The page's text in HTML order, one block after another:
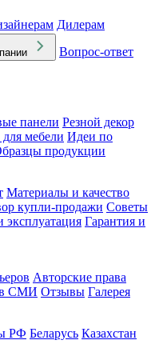
Дилерам
Вопрос-ответ
панели Резной декор
мебели Идеи по
продукции
Материалы и качество
купли-продажи Советы
эксплуатация Гарантия и
Авторские права
СМИ Отзывы Галерея
РФ Беларусь Казахстан